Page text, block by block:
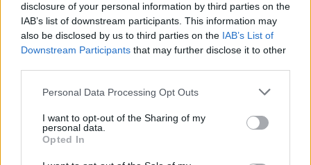
disclosure of your personal information by third parties on the
IAB’s list of downstream participants. This information may
also be disclosed by us to third parties on the IAB’s List of
Downstream Participants that may further disclose it to other
Please note that this website/app uses one or more Google
not limited to your visit or usage behaviour. You may click to
grant or deny consent to Google and its third-party tags to
use your data for below specified purposes in below Google
consent section.
Personal Data Processing Opt Outs
I want to opt-out of the Sharing of my
personal data.
Opted In
Paris Saint-Germain
vs